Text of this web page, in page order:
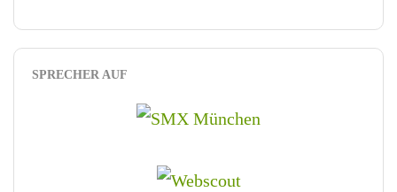
SPRECHER AUF